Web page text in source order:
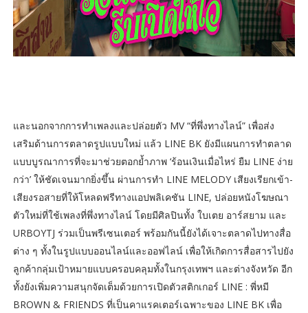
และนอกจากการทำเพลงและปล่อยตัว MV “ที่พึ่งทางไลน์” เพื่อส่ง
เสริมด้านการตลาดรูปแบบใหม่ แล้ว LINE BK ยังมีแผนการทำตลาด
แบบบูรณาการที่จะมาช่วยตอกย้ำภาพ ‘ร้อนเงินเมื่อไหร่ ยืม LINE ง่าย
กว่า’ ให้ชัดเจนมากยิ่งขึ้น ผ่านการทำ LINE MELODY เสียงเรียกเข้า-
เสียงรอสายที่ให้โหลดฟรีทางแอปพลิเคชัน LINE, ปล่อยหนังโฆษณา
ตัวใหม่ที่ใช้เพลงที่พึ่งทางไลน์ โดยมีศิลปินทั้ง ใบเตย อาร์สยาม และ
URBOYTJ ร่วมเป็นพรีเซนเตอร์ พร้อมกันนี้ยังได้เจาะตลาดไปทางสื่อ
ต่าง ๆ ทั้งในรูปแบบออนไลน์และออฟไลน์ เพื่อให้เกิดการสื่อสารไปยัง
ลูกค้ากลุ่มเป้าหมายแบบครอบคลุมทั้งในกรุงเทพฯ และต่างจังหวัด อีก
ทั้งยังเพิ่มความสนุกจัดเต็มด้วยการเปิดตัวสติกเกอร์ LINE : พี่หมี
BROWN & FRIENDS ที่เป็นคาแรคเตอร์เฉพาะของ LINE BK เพื่อ